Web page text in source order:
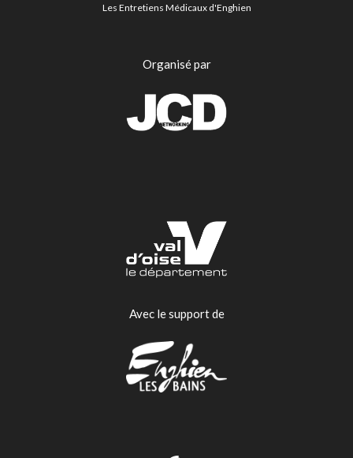
Les Entretiens Médicaux d'Enghien
Organisé par
Avec le support de